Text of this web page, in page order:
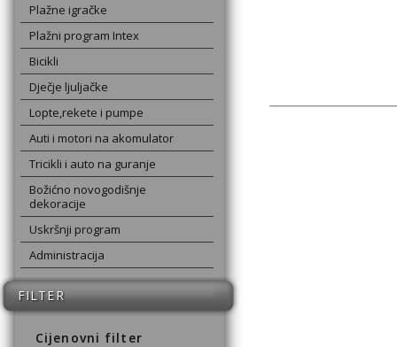
Plažne igračke
Plažni program Intex
Bicikli
Dječje ljuljačke
Lopte,rekete i pumpe
Auti i motori na akomulator
Tricikli i auto na guranje
Božićno novogodišnje
dekoracije
Uskršnji program
Administracija
FILTER
Cijenovni filter